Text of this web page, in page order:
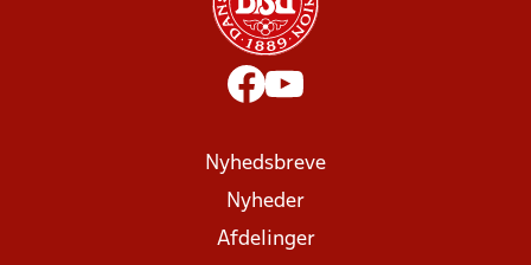
Nyhedsbreve
Nyheder
Afdelinger